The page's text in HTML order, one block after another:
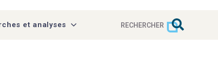
et analyses RECHERCHER